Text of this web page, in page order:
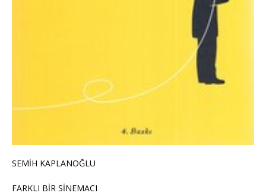
SEMİH KAPLANOĞLU
FARKLI BİR SİNEMACI